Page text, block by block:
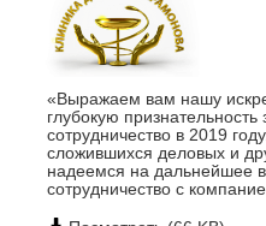
«Выражаем вам нашу
глубокую
сотрудничество в 2019
сложившихся деловых и
надеемся на дальнейшее
сотрудничество с